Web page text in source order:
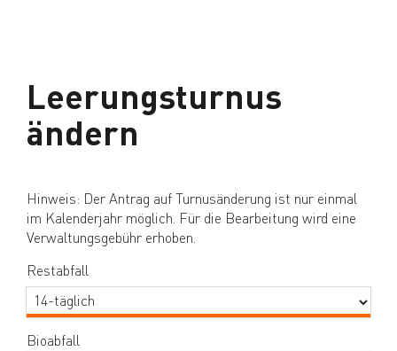
Leerungsturnus
ändern
Hinweis: Der Antrag auf Turnusänderung ist nur einmal
im Kalenderjahr möglich. Für die Bearbeitung wird eine
Verwaltungsgebühr erhoben.
Restabfall
Bioabfall